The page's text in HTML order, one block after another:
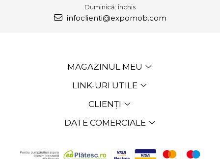
Duminică: închis
infoclienti@expomob.com
MAGAZINUL MEU
LINK-URI UTILE
CLIENȚI
DATE COMERCIALE